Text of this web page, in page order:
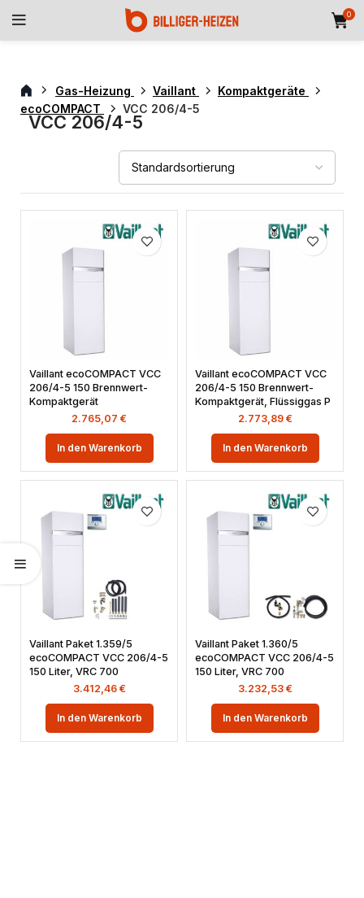
0
Gas-Heizung Vaillant
Kompaktgeräte
ecoCOMPACT
VCC 206/4-5
VCC 206/4-5
Vaillant ecoCOMPACT VCC
206/4-5 150 Brennwert-
Kompaktgerät
2.765,07 €
In den Warenkorb
Vaillant ecoCOMPACT VCC
206/4-5 150 Brennwert-
Kompaktgerät, Flüssiggas P
2.773,89 €
In den Warenkorb
Vaillant Paket 1.359/5
ecoCOMPACT VCC 206/4-5
150 Liter, VRC 700
3.412,46 €
In den Warenkorb
Vaillant Paket 1.360/5
ecoCOMPACT VCC 206/4-5
150 Liter, VRC 700
3.232,53 €
In den Warenkorb